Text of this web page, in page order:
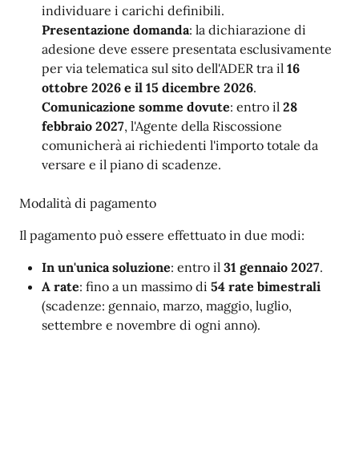
individuare i carichi definibili.
Presentazione domanda: la dichiarazione di
adesione deve essere presentata esclusivamente
per via telematica sul sito dell'ADER tra il 16
ottobre 2026 e il 15 dicembre 2026.
Comunicazione somme dovute: entro il 28
febbraio 2027, l'Agente della Riscossione
comunicherà ai richiedenti l'importo totale da
versare e il piano di scadenze.
Modalità di pagamento
Il pagamento può essere effettuato in due modi:
In un'unica soluzione: entro il 31 gennaio 2027.
A rate: fino a un massimo di 54 rate bimestrali
(scadenze: gennaio, marzo, maggio, luglio,
settembre e novembre di ogni anno).